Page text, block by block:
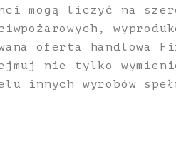
mogą liczyć na
oferta handlowa
nie tylko
innych wyrobów